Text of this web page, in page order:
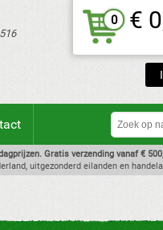
0 €
Gratis verzending vanaf €
uitgezonderd eilanden en